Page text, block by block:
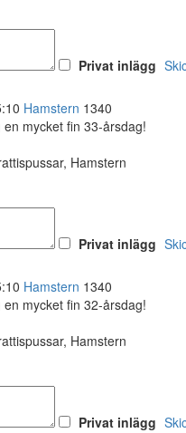
Privat inlägg
Hamstern 1340
mycket fin 33-årsdag!
Hamstern
Privat inlägg
Hamstern 1340
mycket fin 32-årsdag!
Hamstern
Privat inlägg